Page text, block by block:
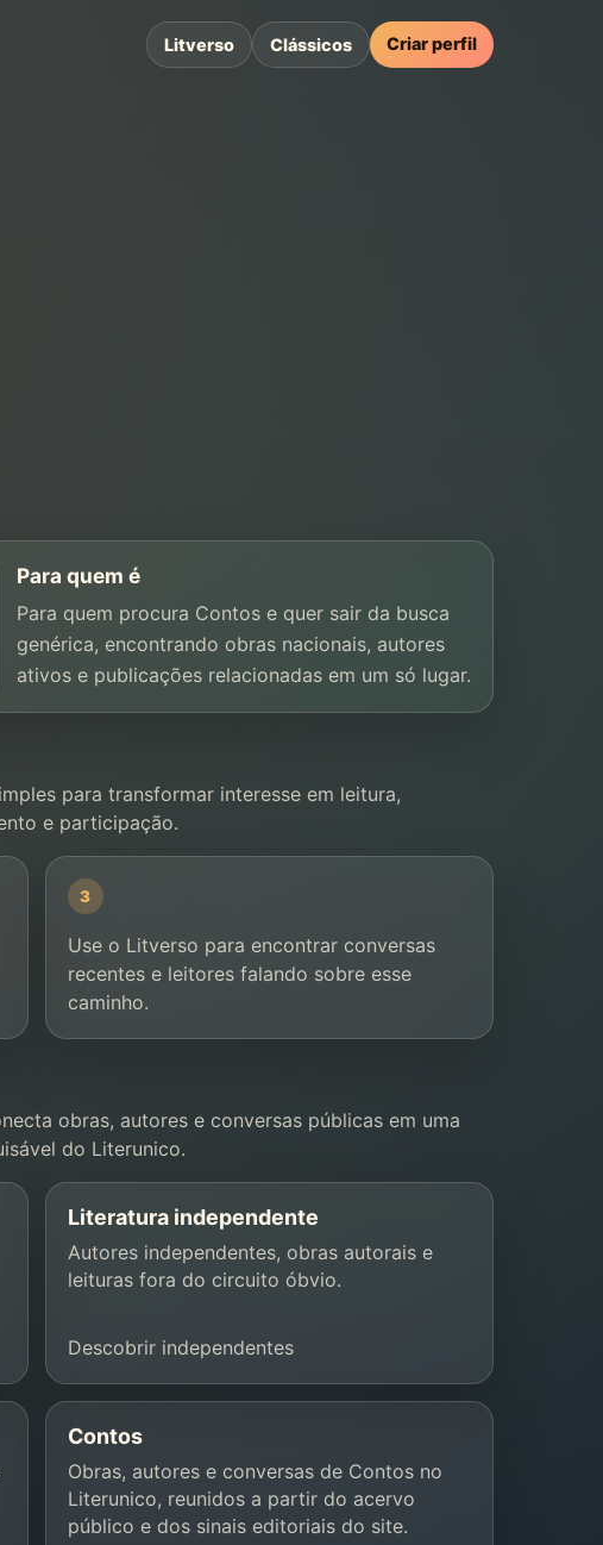
Litverso Clássicos Criar perfil
Para quem é
Para quem procura Contos e quer sair da busca
genérica, encontrando obras nacionais, autores
ativos e publicações relacionadas em um só lugar.
para transformar interesse em leitura,
e participação.
3
Use o Litverso para encontrar conversas
recentes e leitores falando sobre esse
caminho.
obras, autores e conversas públicas em uma
do Literunico.
Literatura independente
Autores independentes, obras autorais e
leituras fora do circuito óbvio.
Descobrir independentes
Contos
Obras, autores e conversas de Contos no
Literunico, reunidos a partir do acervo
público e dos sinais editoriais do site.